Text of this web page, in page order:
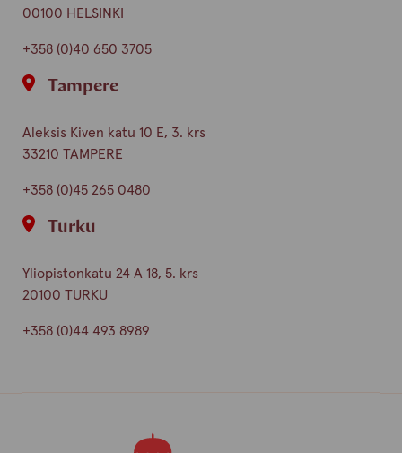
00100 HELSINKI
+358 (0)40 650 3705
Tampere
Aleksis Kiven katu 10 E, 3. krs
33210 TAMPERE
+358 (0)45 265 0480
Turku
Yliopistonkatu 24 A 18, 5. krs
20100 TURKU
+358 (0)44 493 8989